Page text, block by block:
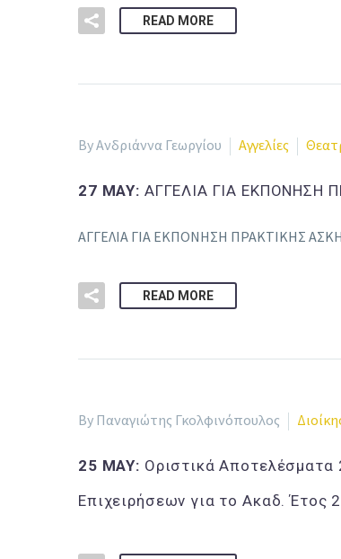
READ MORE
By Ανδριάννα Γεωργίου Αγγελίες
27 MAY: ΑΓΓΕΛΙΑ ΓΙΑ ΕΚΠΟΝΗΣΗ
ΑΓΓΕΛΙΑ ΓΙΑ ΕΚΠΟΝΗΣΗ ΠΡΑΚΤΙΚΗΣ
READ MORE
By Παναγιώτης Γκολφινόπουλος
25 MAY: Οριστικά Αποτελέσματα
Επιχειρήσεων για το Ακαδ. Έτος